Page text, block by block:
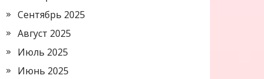
Сентябрь 2025
Август 2025
Июль 2025
Июнь 2025